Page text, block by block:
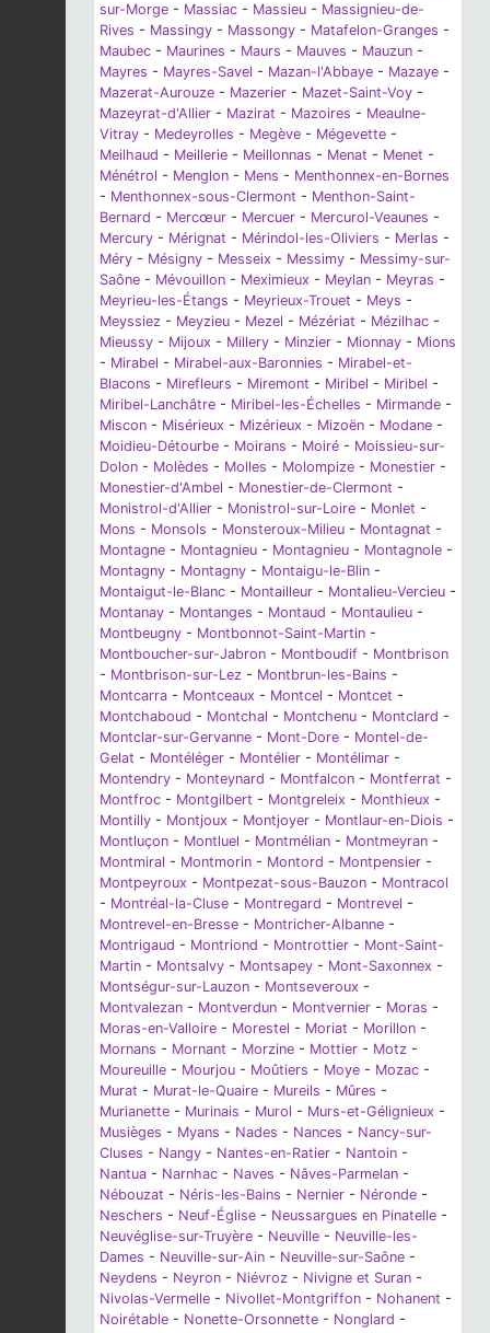
sur-Morge - Massiac - Massieu - Massignieu-de-
Rives - Massingy - Massongy - Matafelon-Granges -
Maubec - Maurines - Maurs - Mauves - Mauzun -
Mayres - Mayres-Savel - Mazan-l'Abbaye - Mazaye -
Mazerat-Aurouze - Mazerier - Mazet-Saint-Voy -
Mazeyrat-d'Allier - Mazirat - Mazoires - Meaulne-
Vitray - Medeyrolles - Megève - Mégevette -
Meilhaud - Meillerie - Meillonnas - Menat - Menet -
Ménétrol - Menglon - Mens - Menthonnex-en-Bornes
- Menthonnex-sous-Clermont - Menthon-Saint-
Bernard - Mercœur - Mercuer - Mercurol-Veaunes -
Mercury - Mérignat - Mérindol-les-Oliviers - Merlas -
Méry - Mésigny - Messeix - Messimy - Messimy-sur-
Saône - Mévouillon - Meximieux - Meylan - Meyras -
Meyrieu-les-Étangs - Meyrieux-Trouet - Meys -
Meyssiez - Meyzieu - Mezel - Mézériat - Mézilhac -
Mieussy - Mijoux - Millery - Minzier - Mionnay - Mions
- Mirabel - Mirabel-aux-Baronnies - Mirabel-et-
Blacons - Mirefleurs - Miremont - Miribel - Miribel -
Miribel-Lanchâtre - Miribel-les-Échelles - Mirmande -
Miscon - Misérieux - Mizérieux - Mizoën - Modane -
Moidieu-Détourbe - Moirans - Moiré - Moissieu-sur-
Dolon - Molèdes - Molles - Molompize - Monestier -
Monestier-d'Ambel - Monestier-de-Clermont -
Monistrol-d'Allier - Monistrol-sur-Loire - Monlet -
Mons - Monsols - Monsteroux-Milieu - Montagnat -
Montagne - Montagnieu - Montagnieu - Montagnole -
Montagny - Montagny - Montaigu-le-Blin -
Montaigut-le-Blanc - Montailleur - Montalieu-Vercieu -
Montanay - Montanges - Montaud - Montaulieu -
Montbeugny - Montbonnot-Saint-Martin -
Montboucher-sur-Jabron - Montboudif - Montbrison
- Montbrison-sur-Lez - Montbrun-les-Bains -
Montcarra - Montceaux - Montcel - Montcet -
Montchaboud - Montchal - Montchenu - Montclard -
Montclar-sur-Gervanne - Mont-Dore - Montel-de-
Gelat - Montéléger - Montélier - Montélimar -
Montendry - Monteynard - Montfalcon - Montferrat -
Montfroc - Montgilbert - Montgreleix - Monthieux -
Montilly - Montjoux - Montjoyer - Montlaur-en-Diois -
Montluçon - Montluel - Montmélian - Montmeyran -
Montmiral - Montmorin - Montord - Montpensier -
Montpeyroux - Montpezat-sous-Bauzon - Montracol
- Montréal-la-Cluse - Montregard - Montrevel -
Montrevel-en-Bresse - Montricher-Albanne -
Montrigaud - Montriond - Montrottier - Mont-Saint-
Martin - Montsalvy - Montsapey - Mont-Saxonnex -
Montségur-sur-Lauzon - Montseveroux -
Montvalezan - Montverdun - Montvernier - Moras -
Moras-en-Valloire - Morestel - Moriat - Morillon -
Mornans - Mornant - Morzine - Mottier - Motz -
Moureuille - Mourjou - Moûtiers - Moye - Mozac -
Murat - Murat-le-Quaire - Mureils - Mûres -
Murianette - Murinais - Murol - Murs-et-Gélignieux -
Musièges - Myans - Nades - Nances - Nancy-sur-
Cluses - Nangy - Nantes-en-Ratier - Nantoin -
Nantua - Narnhac - Naves - Nâves-Parmelan -
Nébouzat - Néris-les-Bains - Nernier - Néronde -
Neschers - Neuf-Église - Neussargues en Pinatelle -
Neuvéglise-sur-Truyère - Neuville - Neuville-les-
Dames - Neuville-sur-Ain - Neuville-sur-Saône -
Neydens - Neyron - Niévroz - Nivigne et Suran -
Nivolas-Vermelle - Nivollet-Montgriffon - Nohanent -
Noirétable - Nonette-Orsonnette - Nonglard -